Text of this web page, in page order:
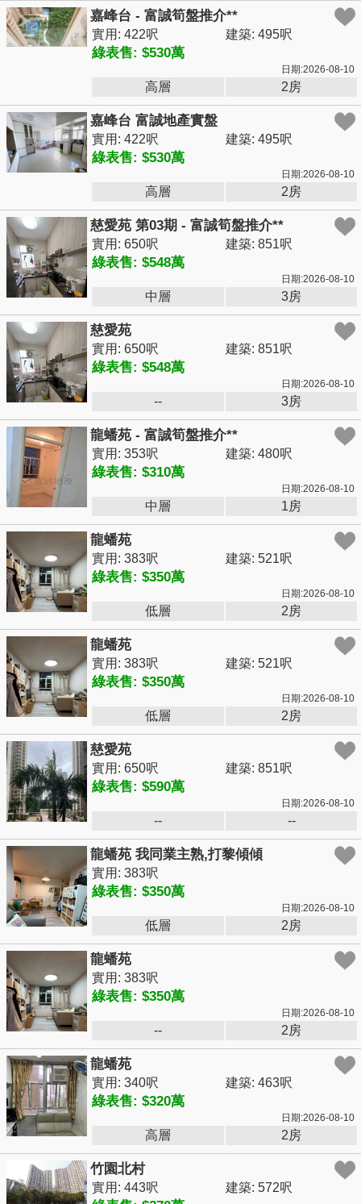
嘉峰台 - 富誠筍盤推介**
實用: 422呎 建築: 495呎
綠表售: $530萬
日期:2026-08-10
高層 2房
嘉峰台 富誠地產實盤
實用: 422呎 建築: 495呎
綠表售: $530萬
日期:2026-08-10
高層 2房
慈愛苑 第03期 - 富誠筍盤推介**
實用: 650呎 建築: 851呎
綠表售: $548萬
日期:2026-08-10
中層 3房
慈愛苑
實用: 650呎 建築: 851呎
綠表售: $548萬
日期:2026-08-10
-- 3房
龍蟠苑 - 富誠筍盤推介**
實用: 353呎 建築: 480呎
綠表售: $310萬
日期:2026-08-10
中層 1房
龍蟠苑
實用: 383呎 建築: 521呎
綠表售: $350萬
日期:2026-08-10
低層 2房
龍蟠苑
實用: 383呎 建築: 521呎
綠表售: $350萬
日期:2026-08-10
低層 2房
慈愛苑
實用: 650呎 建築: 851呎
綠表售: $590萬
日期:2026-08-10
-- --
龍蟠苑 我同業主熟,打黎傾傾
實用: 383呎
綠表售: $350萬
日期:2026-08-10
低層 2房
龍蟠苑
實用: 383呎
綠表售: $350萬
日期:2026-08-10
-- 2房
龍蟠苑
實用: 340呎 建築: 463呎
綠表售: $320萬
日期:2026-08-10
高層 2房
竹園北村
實用: 443呎 建築: 572呎